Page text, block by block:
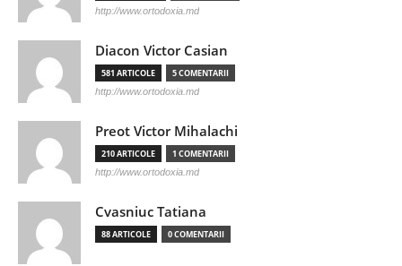
http://www.ortodoxia.md
Diacon Victor Casian
581 ARTICOLE 5 COMENTARII
http://www.ortodoxia.md
Preot Victor Mihalachi
210 ARTICOLE 1 COMENTARII
http://www.ortodoxia.md
Cvasniuc Tatiana
88 ARTICOLE 0 COMENTARII